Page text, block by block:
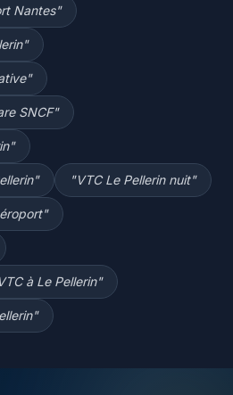
Nantes"
"
"
SNCF"
"
" "VTC Le Pellerin nuit"
"
à Le Pellerin"
"